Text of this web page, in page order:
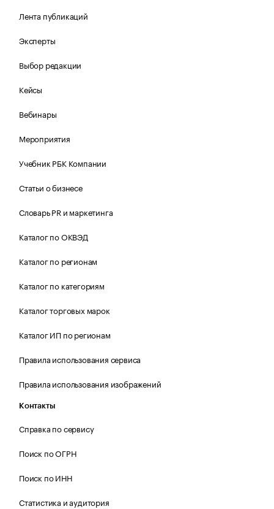
Лента публикаций
Эксперты
Выбор редакции
Кейсы
Вебинары
Мероприятия
Учебник РБК Компании
Статьи о бизнесе
Словарь PR и маркетинга
Каталог по ОКВЭД
Каталог по регионам
Каталог по категориям
Каталог торговых марок
Каталог ИП по регионам
Правила использования сервиса
Правила использования изображений
Контакты
Справка по сервису
Поиск по ОГРН
Поиск по ИНН
Статистика и аудитория